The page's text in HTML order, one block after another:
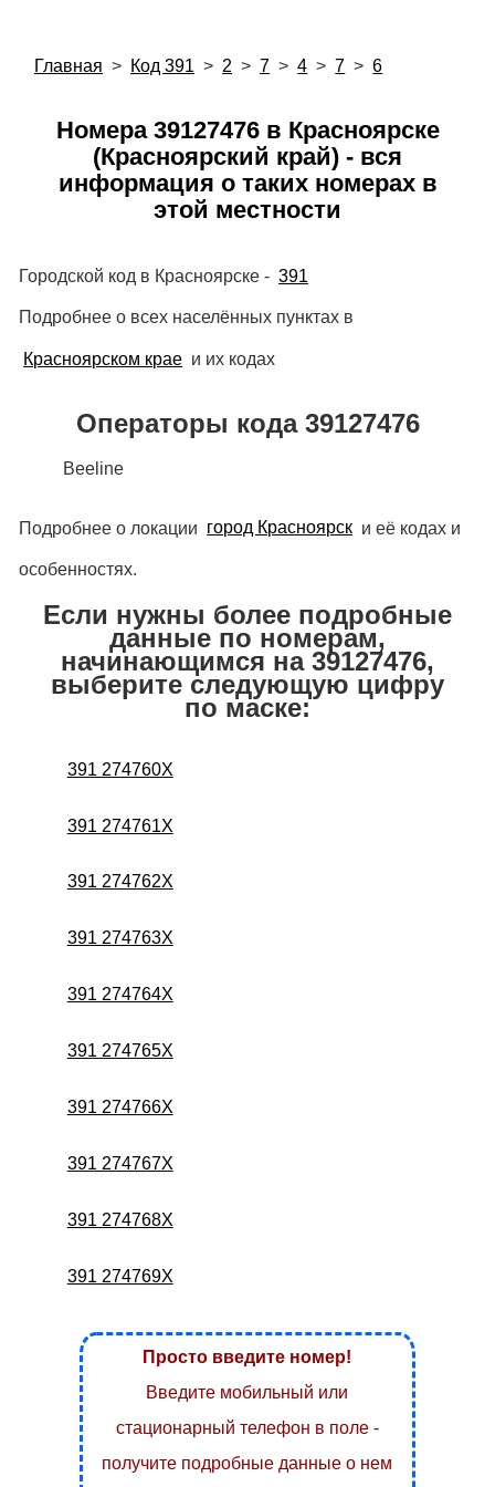
Главная > Код 391 > 2 > 7 > 4 > 7 > 6
Номера 39127476 в Красноярске
(Красноярский край) - вся
информация о таких номерах в
этой местности
Городской код в Красноярске - 391
Подробнее о всех населённых пунктах в
Красноярском крае и их кодах
Операторы кода 39127476
Beeline
Подробнее о локации город Красноярск и её кодах и
особенностях.
Если нужны более подробные
данные по номерам,
начинающимся на 39127476,
выберите следующую цифру
по маске:
391 274760X
391 274761X
391 274762X
391 274763X
391 274764X
391 274765X
391 274766X
391 274767X
391 274768X
391 274769X
Просто введите номер!
Введите мобильный или
стационарный телефон в поле -
получите подробные данные о нем